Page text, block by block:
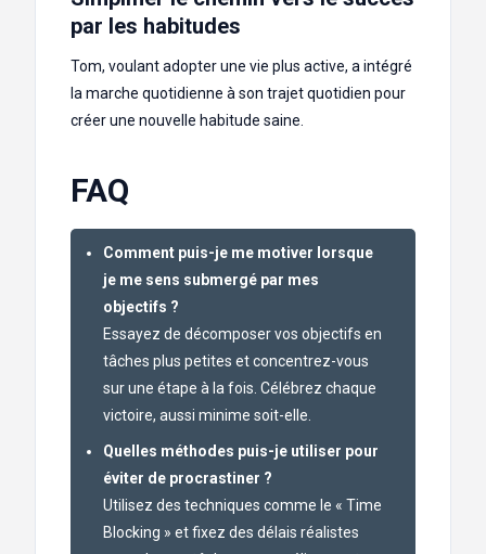
par les habitudes
Tom, voulant adopter une vie plus active, a intégré
la marche quotidienne à son trajet quotidien pour
créer une nouvelle habitude saine.
FAQ
Comment puis-je me motiver lorsque
je me sens submergé par mes
objectifs ?
Essayez de décomposer vos objectifs en
tâches plus petites et concentrez-vous
sur une étape à la fois. Célébrez chaque
victoire, aussi minime soit-elle.
Quelles méthodes puis-je utiliser pour
éviter de procrastiner ?
Utilisez des techniques comme le « Time
Blocking » et fixez des délais réalistes